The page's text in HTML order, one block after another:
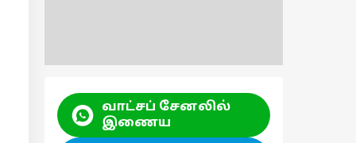
வாட்சப் சேனலில்
இணைய